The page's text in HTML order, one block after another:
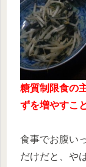
糖質制限食の
ずを増やすこ
食事でお腹い
だけだと、や